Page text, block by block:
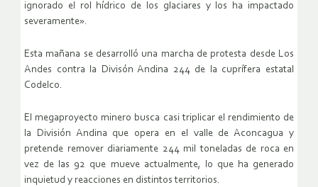
ignorado el rol hídrico de los glaciares y los ha impactado
severamente».
Esta mañana se desarrolló una marcha de protesta desde Los
Andes contra la Divisón Andina 244 de la cuprífera estatal
Codelco.
El megaproyecto minero busca casi triplicar el rendimiento de
la División Andina que opera en el valle de Aconcagua y
pretende remover diariamente 244 mil toneladas de roca en
vez de las 92 que mueve actualmente, lo que ha generado
inquietud y reacciones en distintos territorios.